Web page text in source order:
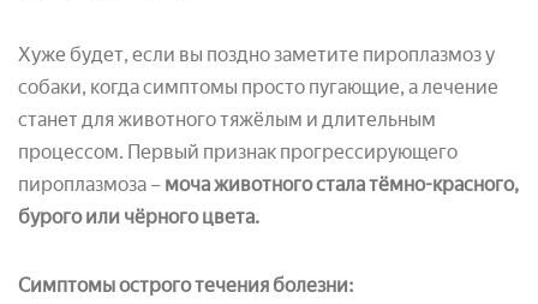
Хуже будет, если вы поздно заметите пироплазмоз у
собаки, когда симптомы просто пугающие, а лечение
станет для животного тяжёлым и длительным
процессом. Первый признак прогрессирующего
пироплазмоза – моча животного стала тёмно-красного,
бурого или чёрного цвета.
Симптомы острого течения болезни: